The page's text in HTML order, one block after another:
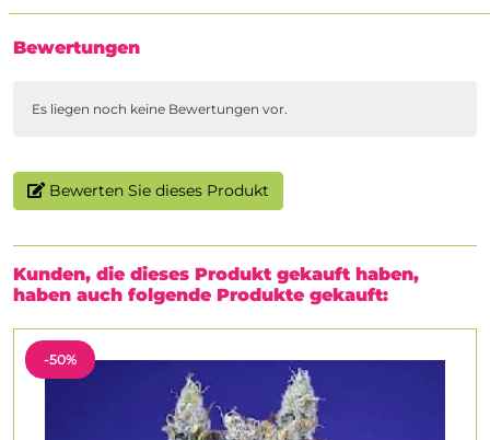
Bewertungen
Es liegen noch keine Bewertungen vor.
Bewerten Sie dieses Produkt
Kunden, die dieses Produkt gekauft haben,
haben auch folgende Produkte gekauft:
-50%